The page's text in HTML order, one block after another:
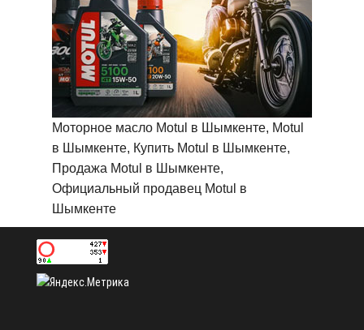
Моторное масло Motul в Шымкенте, Motul
в Шымкенте, Купить Motul в Шымкенте,
Продажа Motul в Шымкенте,
Официальный продавец Motul в
Шымкенте